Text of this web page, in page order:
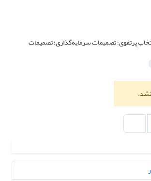
نتخاب پرتفوی؛ تصمیمات سرمایه‌گذاری؛ تصمیمات
نشد.